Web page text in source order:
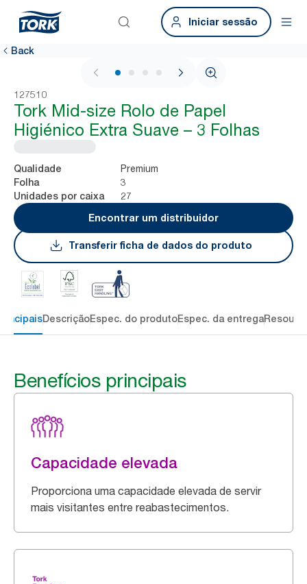
Iniciar sessão
Back
1 / 4
127510
Tork Mid-size Rolo de Papel
Higiénico Extra Suave – 3 Folhas
Qualidade Premium
Folha 3
Unidades por caixa
27
Encontrar um distribuidor
Transferir ficha de dados do produto
DescriçãoEspec. do produtoEspec. da entrega
Benefícios principais
Capacidade elevada
Proporciona uma capacidade elevada de servir
mais visitantes entre reabastecimentos.